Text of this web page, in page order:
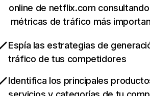
online de netflix.com
métricas de tráfico más
Espía las estrategias de
tráfico de tus competidores
Identifica los principales